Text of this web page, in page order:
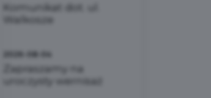
Komunikat dot. ul.
Walkosze
2026-08-04
Zapraszamy na
uroczysty wernisaż